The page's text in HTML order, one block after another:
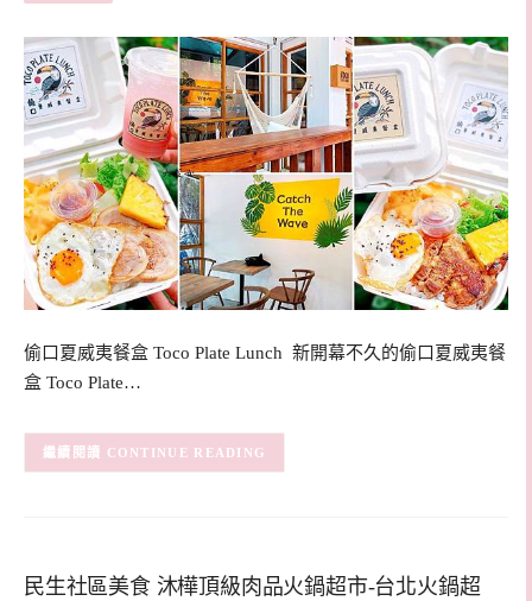
偷口夏威夷餐盒 Toco Plate Lunch 新開幕不久的偷口夏威夷餐
盒 Toco Plate…
CONTINUE READING
民生社區美食 沐樺頂級肉品火鍋超市-台北火鍋超